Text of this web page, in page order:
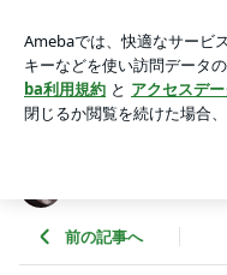
アプリをダウンロードして
ょう。
前の記事へ